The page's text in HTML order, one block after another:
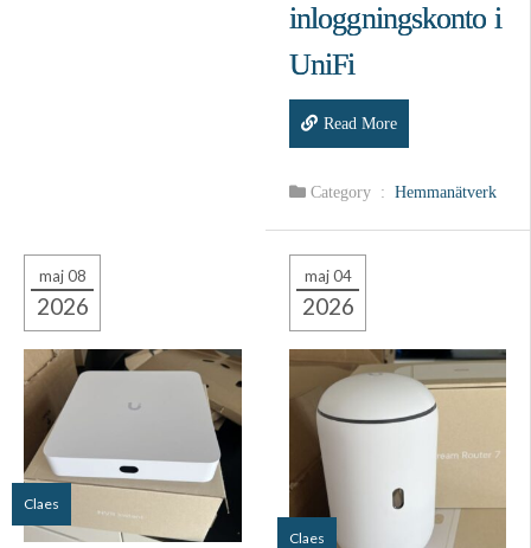
inloggningskonto i
UniFi
Read More
Category : Hemmanätverk
maj 08
2026
Claes
maj 04
2026
Claes